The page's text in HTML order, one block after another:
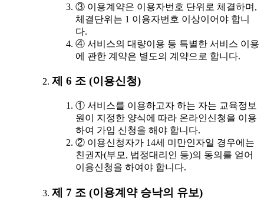
③ 이용계약은 이용자번호 단위로 체결하며,
체결단위는 1 이용자번호 이상이어야 합니
다.
④ 서비스의 대량이용 등 특별한 서비스 이용
에 관한 계약은 별도의 계약으로 합니다.
제 6 조 (이용신청)
① 서비스를 이용하고자 하는 자는 교육정보
원이 지정한 양식에 따라 온라인신청을 이용
하여 가입 신청을 해야 합니다.
② 이용신청자가 14세 미만인자일 경우에는
친권자(부모, 법정대리인 등)의 동의를 얻어
이용신청을 하여야 합니다.
제 7 조 (이용계약 승낙의 유보)